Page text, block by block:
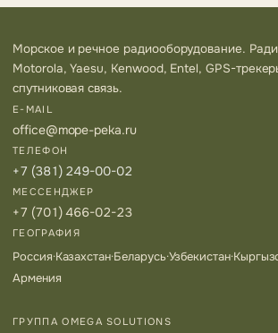
Морское и речное радиооборудование.
Motorola, Yaesu, Kenwood, Entel, GPS-
спутниковая связь.
E-MAIL
office@mope-peka.ru
ТЕЛЕФОН
+7 (381) 249-00-02
МЕССЕНДЖЕР
+7 (701) 466-02-23
ГЕОГРАФИЯ
Россия·Казахстан·Беларусь·Узбекистан·
Армения
ГРУППА OMEGA SOLUTIONS